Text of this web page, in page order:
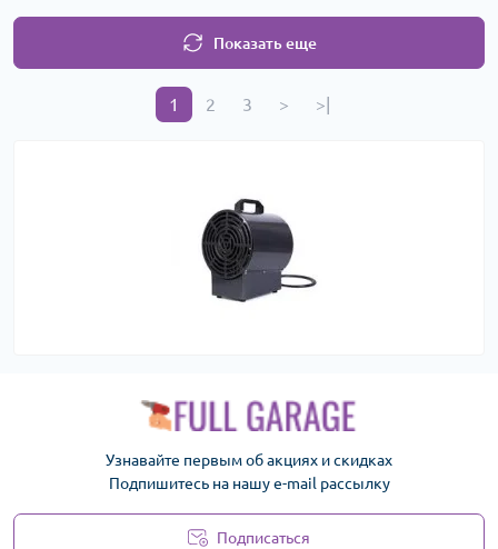
Показать еще
1 2 3 > >|
Узнавайте первым об акциях и скидках
Подпишитесь на нашу e-mail рассылку
Подписаться